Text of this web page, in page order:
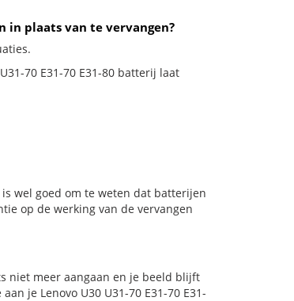
in plaats van te vervangen?
70 E31-70 E31-80 batterij laat
wel goed om te weten dat batterijen
op de werking van de vervangen
niet meer aangaan en je beeld blijft
je Lenovo U30 U31-70 E31-70 E31-